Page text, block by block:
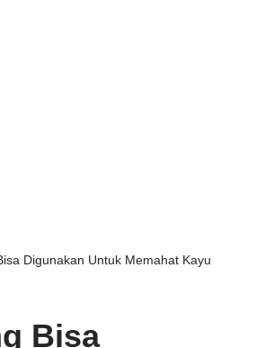
Digunakan Untuk Memahat Kayu
Bisa